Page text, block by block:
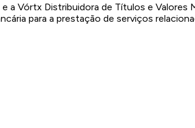
a Vórtx Distribuidora de Títulos e
para a prestação de serviços